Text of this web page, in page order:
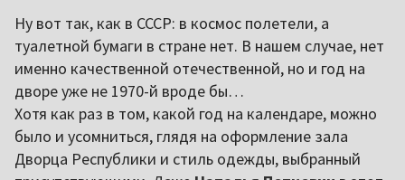
Ну вот так, как в СССР: в космос полетели, а
туалетной бумаги в стране нет. В нашем случае, нет
именно качественной отечественной, но и год на
дворе уже не 1970-й вроде бы…
Хотя как раз в том, какой год на календаре, можно
было и усомниться, глядя на оформление зала
Дворца Республики и стиль одежды, выбранный